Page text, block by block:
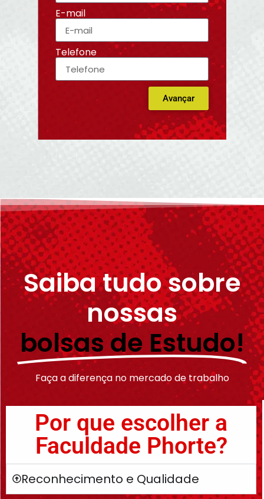
E-mail
Telefone
Avançar
Saiba tudo sobre
nossas
bolsas de Estudo!
Faça a diferença no mercado de trabalho
Por que escolher a
Faculdade Phorte?
Reconhecimento e Qualidade